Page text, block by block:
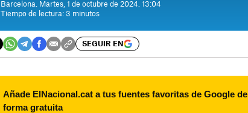
Barcelona. Martes, 1 de octubre de 2024. 13:04
Tiempo de lectura: 3 minutos
SEGUIR EN
Añade ElNacional.cat a tus fuentes favoritas de Google de
forma gratuita